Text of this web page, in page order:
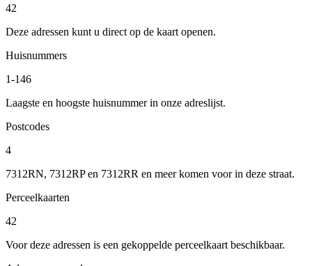
42
Deze adressen kunt u direct op de kaart openen.
Huisnummers
1-146
Laagste en hoogste huisnummer in onze adreslijst.
Postcodes
4
7312RN, 7312RP en 7312RR en meer komen voor in deze straat.
Perceelkaarten
42
Voor deze adressen is een gekoppelde perceelkaart beschikbaar.